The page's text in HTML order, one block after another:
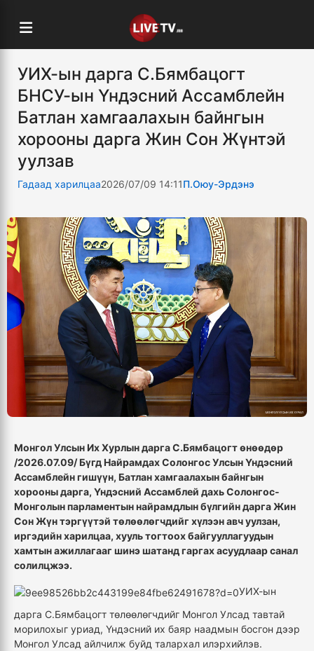
УИХ-ын дарга С.Бямбацогт
БНСУ-ын Үндэсний Ассамблейн
Батлан хамгаалахын байнгын
хорооны дарга Жин Сон Жүнтэй
уулзав
Гадаад харилцаа2026/07/09 14:11П.Оюу-Эрдэнэ
Монгол Улсын Их Хурлын дарга С.Бямбацогт өнөөдөр
/2026.07.09/ Бүгд Найрамдах Солонгос Улсын Үндэсний
Ассамблейн гишүүн, Батлан хамгаалахын байнгын
хорооны дарга, Үндэсний Ассамблей дахь Солонгос-
Монголын парламентын найрамдлын бүлгийн дарга Жин
Сон Жүн тэргүүтэй төлөөлөгчдийг хүлээн авч уулзан,
иргэдийн харилцаа, хууль тогтоох байгууллагуудын
хамтын ажиллагааг шинэ шатанд гаргах асуудлаар санал
солилцжээ.
УИХ-ын
дарга С.Бямбацогт төлөөлөгчдийг Монгол Улсад тавтай
морилохыг уриад, Үндэсний их баяр наадмын босгон дээр
Монгол Улсад айлчилж буйд талархал илэрхийлэв.